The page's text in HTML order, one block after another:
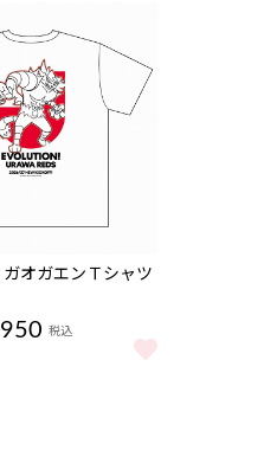
オガエンＴシャツ
税込
オガエンＴシャツ WHITE をも